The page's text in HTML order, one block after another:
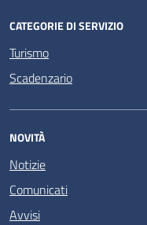
CATEGORIE DI SERVIZIO
Turismo
Scadenzario
NOVITÀ
Notizie
Comunicati
Avvisi